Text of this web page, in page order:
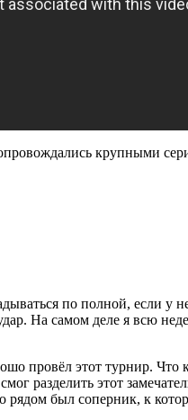
крупными
по полной, если у
На самом деле я всю
провёл этот турнир.
смог разделить этот
рядом был соперник, к